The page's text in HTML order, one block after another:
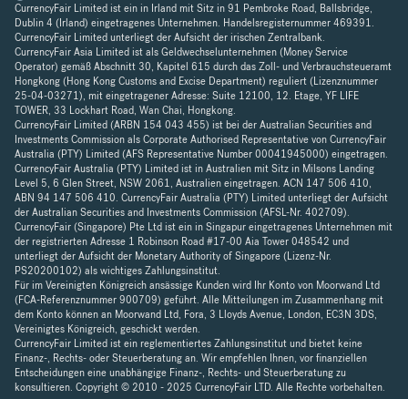
CurrencyFair Limited ist ein in Irland mit Sitz in 91 Pembroke Road, Ballsbridge,
Dublin 4 (Irland) eingetragenes Unternehmen. Handelsregisternummer 469391.
CurrencyFair Limited unterliegt der Aufsicht der irischen Zentralbank.
CurrencyFair Asia Limited ist als Geldwechselunternehmen (Money Service
Operator) gemäß Abschnitt 30, Kapitel 615 durch das Zoll- und Verbrauchsteueramt
Hongkong (Hong Kong Customs and Excise Department) reguliert (Lizenznummer
25-04-03271), mit eingetragener Adresse: Suite 12100, 12. Etage, YF LIFE
TOWER, 33 Lockhart Road, Wan Chai, Hongkong.
CurrencyFair Limited (ARBN 154 043 455) ist bei der Australian Securities and
Investments Commission als Corporate Authorised Representative von CurrencyFair
Australia (PTY) Limited (AFS Representative Number 00041945000) eingetragen.
CurrencyFair Australia (PTY) Limited ist in Australien mit Sitz in Milsons Landing
Level 5, 6 Glen Street, NSW 2061, Australien eingetragen. ACN 147 506 410,
ABN 94 147 506 410. CurrencyFair Australia (PTY) Limited unterliegt der Aufsicht
der Australian Securities and Investments Commission (AFSL-Nr. 402709).
CurrencyFair (Singapore) Pte Ltd ist ein in Singapur eingetragenes Unternehmen mit
der registrierten Adresse 1 Robinson Road #17-00 Aia Tower 048542 und
unterliegt der Aufsicht der Monetary Authority of Singapore (Lizenz-Nr.
PS20200102) als wichtiges Zahlungsinstitut.
Für im Vereinigten Königreich ansässige Kunden wird Ihr Konto von Moorwand Ltd
(FCA-Referenznummer 900709) geführt. Alle Mitteilungen im Zusammenhang mit
dem Konto können an Moorwand Ltd, Fora, 3 Lloyds Avenue, London, EC3N 3DS,
Vereinigtes Königreich, geschickt werden.
CurrencyFair Limited ist ein reglementiertes Zahlungsinstitut und bietet keine
Finanz-, Rechts- oder Steuerberatung an. Wir empfehlen Ihnen, vor finanziellen
Entscheidungen eine unabhängige Finanz-, Rechts- und Steuerberatung zu
konsultieren. Copyright © 2010 - 2025 CurrencyFair LTD. Alle Rechte vorbehalten.